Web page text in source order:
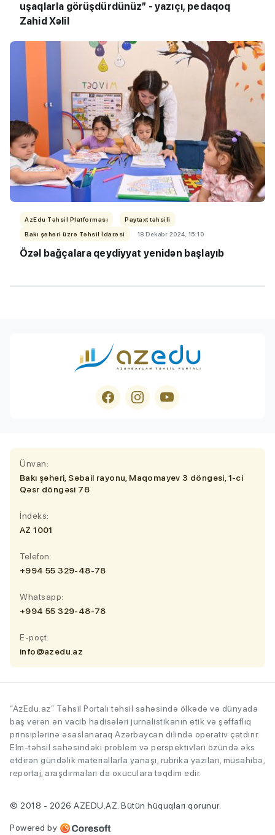
uşaqlarla görüşdürdünüz” - yazıçı, pedaqoq
Zahid Xəlil
AzEdu Təhsil Platforması
Paytaxt təhsili
Bakı şəhəri üzrə Təhsil İdarəsi
18 Dekabr 2024, 15:10
Özəl bağçalara qeydiyyat yenidən başlayıb
Ünvan:
Bakı şəhəri, Səbail rayonu, Maqomayev 3 döngəsi, 1-ci
Qəsr döngəsi 78
İndeks:
AZ 1001
Telefon:
+994 55 329-48-78
Whatsapp:
+994 55 329-48-78
E-poçt:
info@azedu.az
“AzEdu.az” Təhsil Portalı təhsil sahəsində ölkədə və dünyada
baş verən ən vacib hadisələri jurnalistikanın etik və şəffaflıq
prinsiplərinə əsaslanaraq Azərbaycan dilində operativ çatdırır.
Elm-təhsil sahəsindəki problem və perspektivləri özündə əks
etdirən gündəlik materiallarla yanaşı, rubrika yazıları, müsahibə,
reportaj, araşdırmaları da oxuculara təqdim edir.
© 2018 - 2026 AZEDU.AZ. Bütün hüquqları qorunur.
Powered by